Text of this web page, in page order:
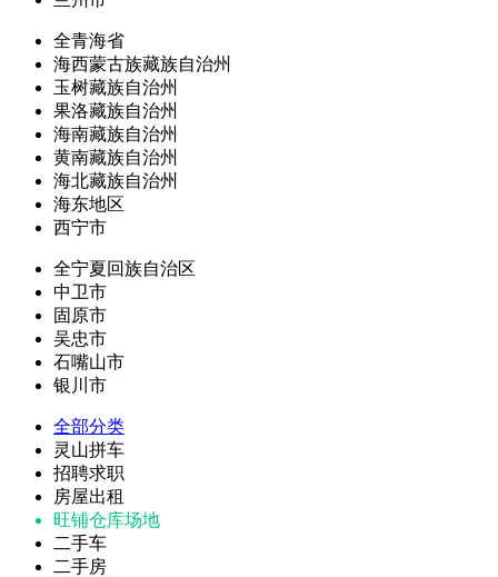
全青海省
海西蒙古族藏族自治州
玉树藏族自治州
果洛藏族自治州
海南藏族自治州
黄南藏族自治州
海北藏族自治州
海东地区
西宁市
全宁夏回族自治区
中卫市
固原市
吴忠市
石嘴山市
银川市
全部分类
灵山拼车
招聘求职
房屋出租
旺铺仓库场地
二手车
二手房